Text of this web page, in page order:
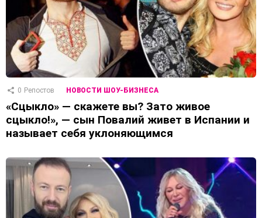
0 Репостов НОВОСТИ ШОУ-БИЗНЕСА
«Сцыкло» — скажете вы? Зато живое
сцыкло!», — сын Повалий живет в Испании и
называет себя уклоняющимся